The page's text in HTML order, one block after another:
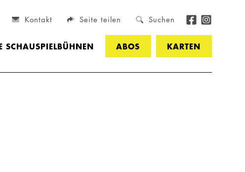
Kontakt Seite teilen Suchen
SCHAUSPIELBÜHNEN ABOS KARTEN